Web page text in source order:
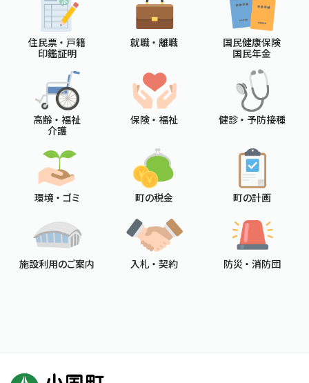
住民票 ・ 戸籍
印鑑証明
就職 ・ 離職
国民健康保険
国民年金
高齢 ・ 福祉
介護
保険 ・ 福祉 健診 ・ 予防接種
環境 ・ ゴミ 町の税金 町の計画
施設利用のご案内 入札 ・ 契約 防災 ・ 消防団